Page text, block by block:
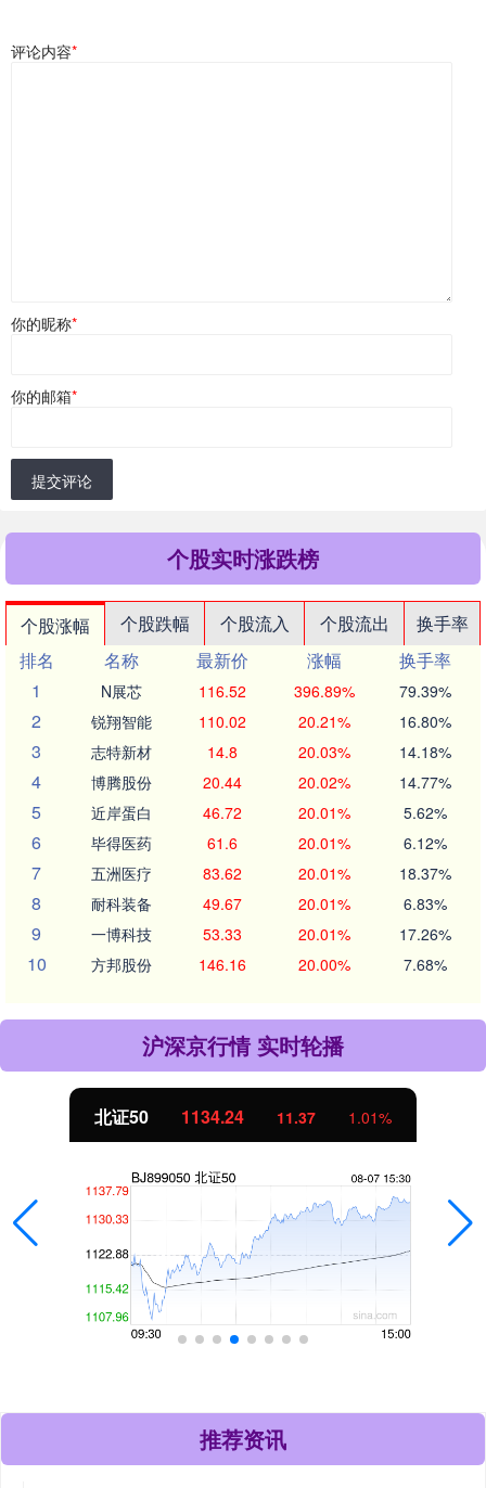
评论内容*
你的昵称*
你的邮箱*
提交评论
个股实时涨跌榜
个股涨幅 个股跌幅 个股流入 个股流出
换手率
排名
名称 最新价 涨幅
换手率
1
N展芯 116.52 396.89% 79.39%
2 锐翔智能 110.02 20.21% 16.80%
3 志特新材 14.8 20.03% 14.18%
4 博腾股份 20.44 20.02% 14.77%
5 近岸蛋白 46.72 20.01% 5.62%
6 毕得医药 61.6 20.01% 6.12%
7 五洲医疗 83.62 20.01% 18.37%
8 耐科装备 49.67 20.01% 6.83%
9 一博科技 53.33 20.01% 17.26%
10 方邦股份 146.16 20.00% 7.68%
沪深京行情 实时轮播
北证50 1134.24 11.37 1.01%
推荐资讯